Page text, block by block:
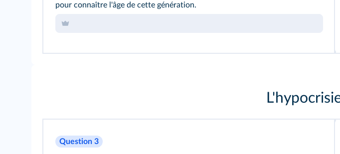
pour connaître l'âge de cette génération.
Question 3